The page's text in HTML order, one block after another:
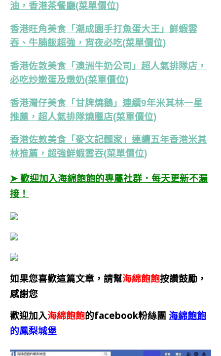
油，香港茶餐廳(菜單價位)
香港旺角美食「潮成園手打魚蛋大王」鮮蝦雲
吞、牛腩飯超強，宵夜必吃(菜單價位)
香港佐敦美食「澳洲牛奶公司」超人氣排隊店，
必吃炒嫩蛋及燉奶(菜單價位)
香港灣仔美食「甘牌燒鵝」連續9年米其林一星
推薦，超人氣排隊燒臘店(菜單價位)
香港佐敦美食「麥文記麵家」連續五年香港米其
林推薦，超強鮮蝦雲吞(菜單價位)
➤ 歡迎加入海綿飽飽的專屬社群．每天更新不漏
接！
如果您喜歡這篇文章，請幫海綿飽飽按讚鼓勵，
感謝您
歡迎加入海綿飽飽的facebook粉絲團 海綿飽飽
的鳳梨城堡